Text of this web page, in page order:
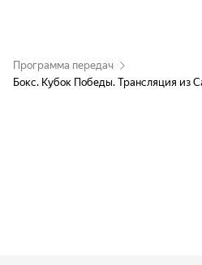
Программа передач
Бокс. Кубок Победы. Трансляция из